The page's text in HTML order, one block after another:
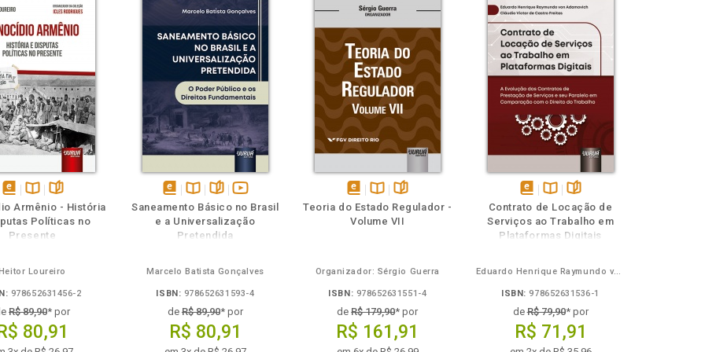
disponível
em
eBook
Disponível
na
B.V.
páginas
Armênio - História
Políticas no
Presente
Loureiro
978652631456-2
R$ 89,90* por
R$ 80,91
disponível
em
eBook
Disponível
na
B.V.
páginasvídeo
da
Saneamento Básico no Brasil
e a Universalização
Pretendida
Marcelo Batista Gonçalves
ISBN: 978652631593-4
de R$ 89,90* por
R$ 80,91
disponível
em
Disponível
na
páginas
Teoria do Estado Regulador -
Volume VII
Organizador: Sérgio Guerra
ISBN: 978652631551-4
deR$ 179,90* por
R$ 161,91
disponível
em
eBook
Também
Disponível
na
B.V.
Folheie
páginas
Contrato de Locação de
Serviços ao Trabalho em
Plataformas Digitais
Eduardo Henrique Raymundo von Adamovich, Cláudio Victor de Castro Freitas
ISBN: 978652631536-1
deR$ 79,90* por
R$ 71,91